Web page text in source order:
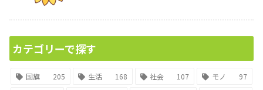
カテゴリーで探す
国旗 205 生活 168 社会 107 モノ
97